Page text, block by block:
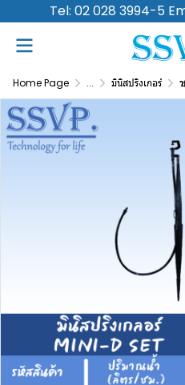
Tel: 02 028 3994-5
Home Page ... มินิสปริงเกอร์ ชุด